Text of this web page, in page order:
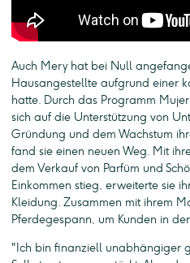
Auch Mery hat bei Null
Hausangestellte aufgrund einer
hatte. Durch das Programm
sich auf die Unterstützung von
Gründung und dem Wachstum
fand sie einen neuen Weg. Mit
dem Verkauf von Parfüm und
Einkommen stieg, erweiterte sie
Kleidung. Zusammen mit ihrem
Pferdegespann, um Kunden in
"Ich bin finanziell unabhängiger